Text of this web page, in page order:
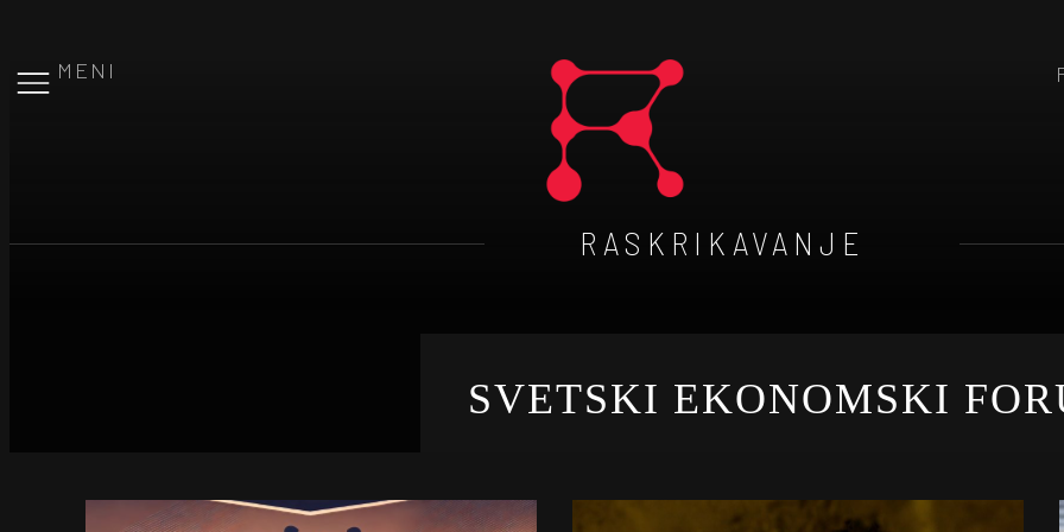
MENI
RASKRIKAVANJE
SVETSKI EKONOMSKI